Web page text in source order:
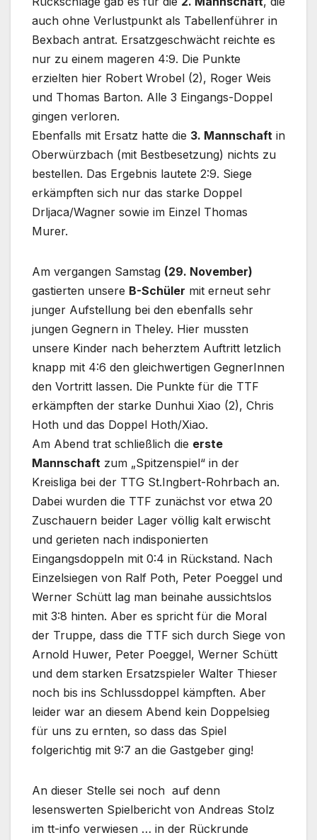
auch ohne Verlustpunkt als Tabellenführer in
Bexbach antrat. Ersatzgeschwächt reichte es
nur zu einem mageren 4:9. Die Punkte
erzielten hier Robert Wrobel (2), Roger Weis
und Thomas Barton. Alle 3 Eingangs-Doppel
gingen verloren.
Ebenfalls mit Ersatz hatte die 3. Mannschaft in
Oberwürzbach (mit Bestbesetzung) nichts zu
bestellen. Das Ergebnis lautete 2:9. Siege
erkämpften sich nur das starke Doppel
Drljaca/Wagner sowie im Einzel Thomas
Murer.
Am vergangen Samstag (29. November)
gastierten unsere B-Schüler mit erneut sehr
junger Aufstellung bei den ebenfalls sehr
jungen Gegnern in Theley. Hier mussten
unsere Kinder nach beherztem Auftritt letzlich
knapp mit 4:6 den gleichwertigen GegnerInnen
den Vortritt lassen. Die Punkte für die TTF
erkämpften der starke Dunhui Xiao (2), Chris
Hoth und das Doppel Hoth/Xiao.
Am Abend trat schließlich die erste
Mannschaft zum „Spitzenspiel“ in der
Kreisliga bei der TTG St.Ingbert-Rohrbach an.
Dabei wurden die TTF zunächst vor etwa 20
Zuschauern beider Lager völlig kalt erwischt
und gerieten nach indisponierten
Eingangsdoppeln mit 0:4 in Rückstand. Nach
Einzelsiegen von Ralf Poth, Peter Poeggel und
Werner Schütt lag man beinahe aussichtslos
mit 3:8 hinten. Aber es spricht für die Moral
der Truppe, dass die TTF sich durch Siege von
Arnold Huwer, Peter Poeggel, Werner Schütt
und dem starken Ersatzspieler Walter Thieser
noch bis ins Schlussdoppel kämpften. Aber
leider war an diesem Abend kein Doppelsieg
für uns zu ernten, so dass das Spiel
folgerichtig mit 9:7 an die Gastgeber ging!
An dieser Stelle sei noch auf denn
lesenswerten Spielbericht von Andreas Stolz
im tt-info verwiesen … in der Rückrunde